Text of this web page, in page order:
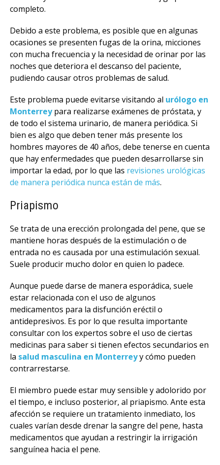
completo.
Debido a este problema, es posible que en algunas
ocasiones se presenten fugas de la orina, micciones
con mucha frecuencia y la necesidad de orinar por las
noches que deteriora el descanso del paciente,
pudiendo causar otros problemas de salud.
Este problema puede evitarse visitando al urólogo en
Monterreypara realizarse exámenes de próstata, y
de todo el sistema urinario, de manera periódica. Si
bien es algo que deben tener más presente los
hombres mayores de 40 años, debe tenerse en cuenta
que hay enfermedades que pueden desarrollarse sin
importar la edad, por lo que las revisiones urológicas
de manera periódica nunca están de más.
Priapismo
Se trata de una erección prolongada del pene, que se
mantiene horas después de la estimulación o de
entrada no es causada por una estimulación sexual.
Suele producir mucho dolor en quien lo padece.
Aunque puede darse de manera esporádica, suele
estar relacionada con el uso de algunos
medicamentos para la disfunción eréctil o
antidepresivos. Es por lo que resulta importante
consultar con los expertos sobre el uso de ciertas
medicinas para saber si tienen efectos secundarios en
la salud masculina en Monterreyy cómo pueden
contrarrestarse.
El miembro puede estar muy sensible y adolorido por
el tiempo, e incluso posterior, al priapismo. Ante esta
afección se requiere un tratamiento inmediato, los
cuales varían desde drenar la sangre del pene, hasta
medicamentos que ayudan a restringir la irrigación
sanguínea hacia el pene.